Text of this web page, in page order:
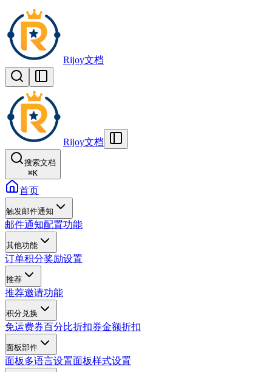
Rijoy文档
Rijoy文档
搜索文档
⌘K
首页
触发邮件通知
邮件通知配置功能
其他功能
订单积分奖励设置
推荐
推荐邀请功能
积分兑换
免运费券百分比折扣券金额折扣
面板部件
面板多语言设置面板样式设置